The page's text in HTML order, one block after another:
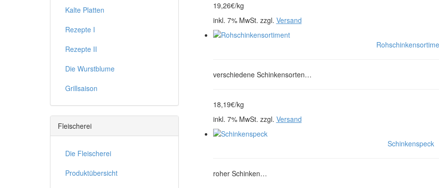
19,26€/kg
inkl. 7% MwSt. zzgl. Versand
verschiedene Schinkensorten…
18,19€/kg
inkl. 7% MwSt. zzgl. Versand
Schinkenspeck
roher Schinken…
Kalte Platten
Rezepte I
Rezepte II
Die Wurstblume
Grillsaison
Fleischerei
Die Fleischerei
Produktübersicht